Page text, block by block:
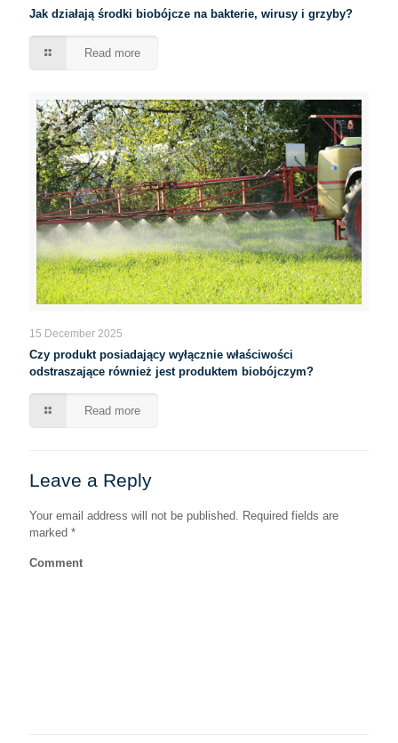
Jak działają środki biobójcze na bakterie, wirusy i grzyby?
Read more
15 December 2025
Czy produkt posiadający wyłącznie właściwości
odstraszające również jest produktem biobójczym?
Read more
Leave a Reply
Your email address will not be published. Required fields are
marked *
Comment